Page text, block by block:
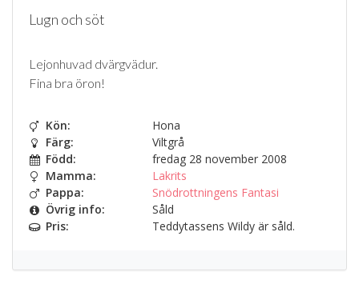
Lugn och söt
Lejonhuvad dvärgvädur.
Fina bra öron!
Kön:
Hona
Färg:
Viltgrå
Född:
fredag 28 november 2008
Mamma:
Lakrits
Pappa:
Snödrottningens Fantasi
Övrig info:
Såld
Pris:
Teddytassens Wildy är såld.